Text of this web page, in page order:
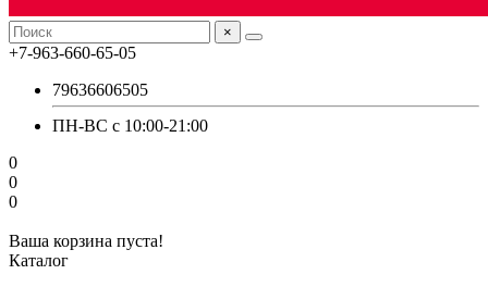
×
+7-963-660-65-05
79636606505
ПН-ВС с 10:00-21:00
0
0
0
Ваша корзина пуста!
Каталог